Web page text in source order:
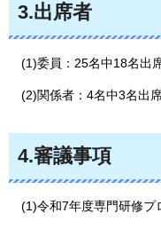
3.出席者
(1)委員：25名中18名出
(2)関係者：4名中3名出
4.審議事項
(1)令和7年度専門研修プ